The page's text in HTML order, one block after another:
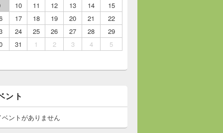
10 11 12 13 14
15
17 18 19 20 21
22
24 25 26 27 28
29
31 1 2 3 4 5
ント
ベントがありません